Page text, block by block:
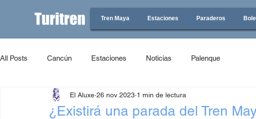
Tren Maya Estaciones Paraderos
All Posts Cancún Estaciones Noticias Palenque
¿Existirá una parada del Tren
El Aluxe 26 nov 2023 1 min de lectura